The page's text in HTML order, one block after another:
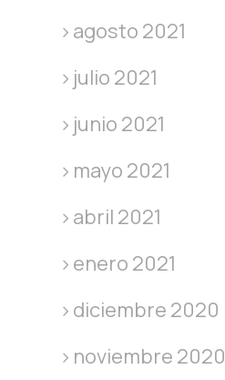
agosto 2021
julio 2021
junio 2021
mayo 2021
abril 2021
enero 2021
diciembre 2020
noviembre 2020